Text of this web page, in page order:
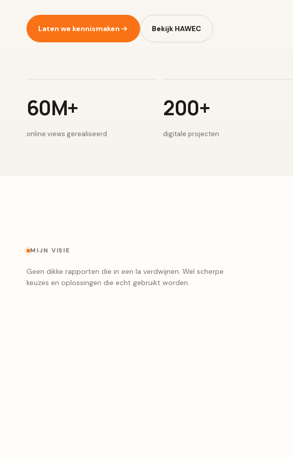
Laten we kennismaken Bekijk HAWEC
60M+
online views gerealiseerd
200+
digitale projecten
MIJN VISIE
Geen dikke rapporten die in een la verdwijnen. Wel scherpe
keuzes en oplossingen die echt gebruikt worden.